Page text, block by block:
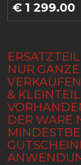
€ 1 299.00
NUR
&
DER WARE